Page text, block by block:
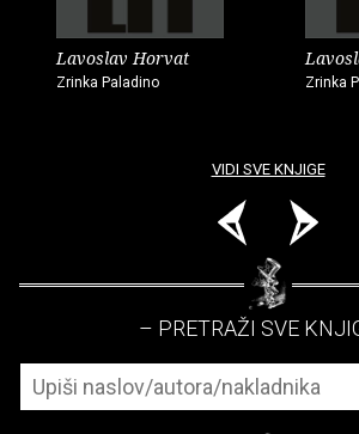
Lavoslav Horvat
Zrinka Paladino Zrinka
VIDI SVE KNJIGE
– PRETRAŽI SVE